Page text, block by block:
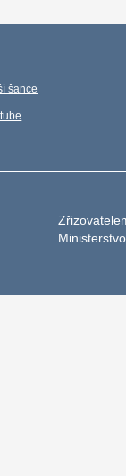
šance